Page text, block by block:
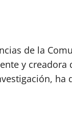
de la
y creadora
ha